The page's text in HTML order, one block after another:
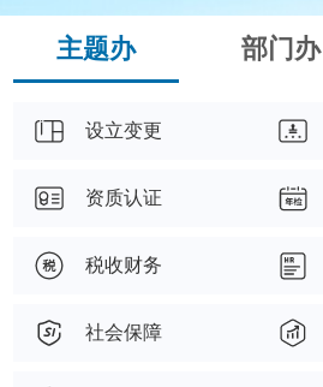
主题办 部门办
设立变更
资质认证
税收财务
社会保障